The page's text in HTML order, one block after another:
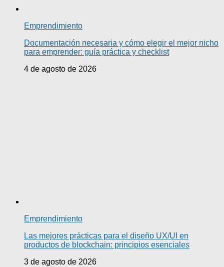
Emprendimiento
Documentación necesaria y cómo elegir el mejor nicho
para emprender: guía práctica y checklist
4 de agosto de 2026
Emprendimiento
Las mejores prácticas para el diseño UX/UI en
productos de blockchain: principios esenciales
3 de agosto de 2026